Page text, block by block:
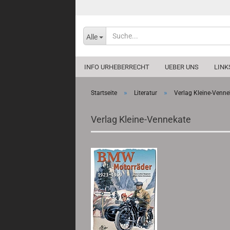
Alle
INFO URHEBERRECHT UEBER UNS
Startseite » Literatur » Verlag Kleine-
Verlag Kleine-Vennekate